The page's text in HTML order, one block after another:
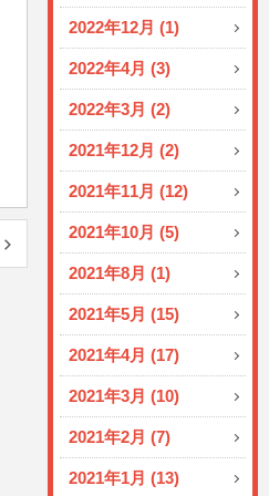
2022年12月 (1)
2022年4月 (3)
2022年3月 (2)
2021年12月 (2)
2021年11月 (12)
2021年10月 (5)
2021年8月 (1)
2021年5月 (15)
2021年4月 (17)
2021年3月 (10)
2021年2月 (7)
2021年1月 (13)